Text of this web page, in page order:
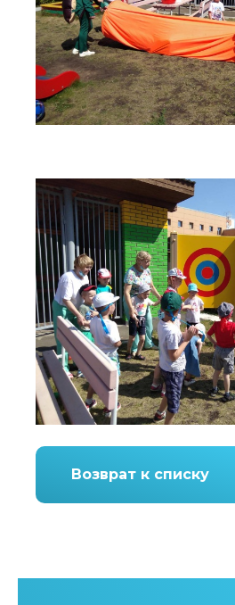
Возврат к списку